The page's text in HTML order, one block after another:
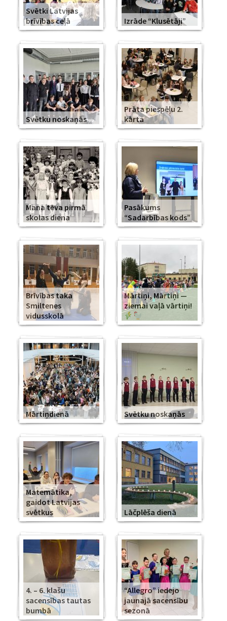
Svētki Latvijas
brīvības ceļā
Izrāde “Klusētāji”
Svētku noskaņās
Prāta piespēļu 2.
kārta
Mana tēva pirmā
skolas diena
Pasākums
“Sadarbības kods”
Brīvības taka
Smiltenes
vidusskolā
Mārtiņi, Mārtiņi —
ziemai vaļā vārtiņi!
Mārtiņdienā Svētku noskaņās
Matemātika,
gaidot Latvijas
svētkus
Lāčplēša dienā
4. – 6. klašu
sacensības tautas
bumbā
“Allegro” iedejo
jaunajā sacensību
sezonā